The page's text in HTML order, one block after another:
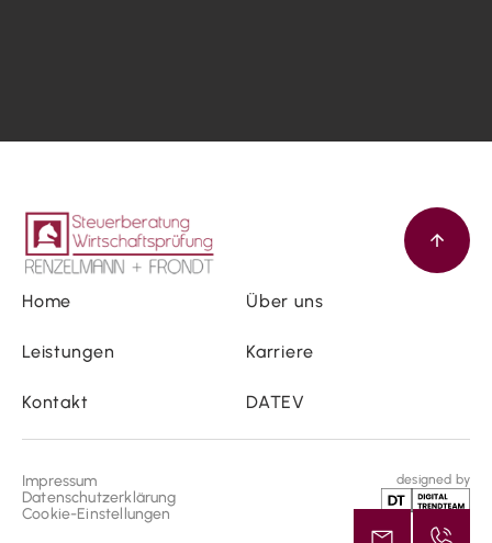
Home Über uns
Leistungen Karriere
Kontakt DATEV
Impressum
Datenschutzerklärung
Cookie-Einstellungen
designed by